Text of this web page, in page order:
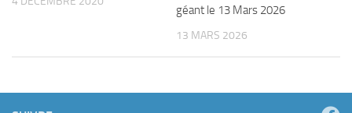
géant le 13 Mars 2026
13 MARS 2026